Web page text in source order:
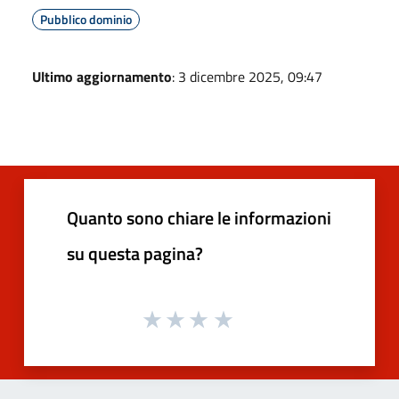
Pubblico dominio
Ultimo aggiornamento: 3 dicembre 2025, 09:47
Quanto sono chiare le informazioni
su questa pagina?